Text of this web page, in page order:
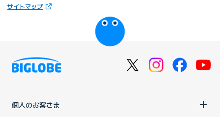
サイトマップ（新しいタブで開きます）
びっぷるのページ
個人のお客さま